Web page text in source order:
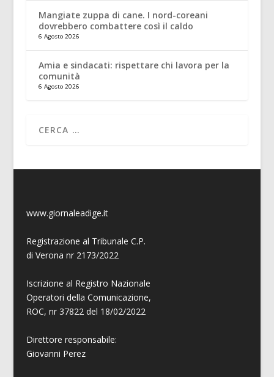
Mangiate zuppa di cane. I nord-coreani
dovrebbero combattere così il caldo
6 Agosto 2026
Amia e sindacati: rispettare chi lavora per la
comunità
6 Agosto 2026
www.giornaleadige.it
Registrazione al Tribunale C.P.
di Verona nr 2173/2022
Iscrizione al Registro Nazionale
Operatori della Comunicazione,
ROC, nr 37822 del 18/02/2022
Direttore responsabile:
Giovanni Perez